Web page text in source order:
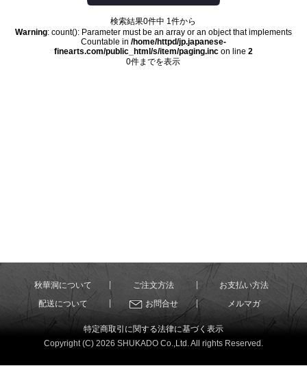
検索結果0件中 1件から
Warning: count(): Parameter must be an array or an object that implements
Countable in /home/httpd/jp.japanese-
finearts.com/public_html/s/item/paging.incon line 2
0件までを表示
秋華洞について ご注文方法
お支払い方法
配送について
お問合せ メルマガ
特定商取引に関する法律に基づく表示
Copyright (C) 2026 SHUKADO Co.,Ltd. All rights Reserved.